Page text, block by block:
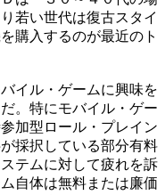
若い世代は復古スタイ
購入するのが最近のト
イル・ゲームに興味を
。特にモバイル・ゲー
加型ロール・プレイン
採択している部分有料
テムに対して疲れを訴
自体は無料または廉価